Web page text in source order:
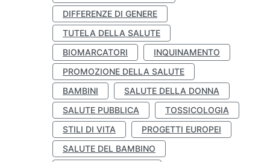
DIFFERENZE DI GENERE
TUTELA DELLA SALUTE
BIOMARCATORI
INQUINAMENTO
PROMOZIONE DELLA SALUTE
BAMBINI
SALUTE DELLA DONNA
SALUTE PUBBLICA
TOSSICOLOGIA
STILI DI VITA
PROGETTI EUROPEI
SALUTE DEL BAMBINO